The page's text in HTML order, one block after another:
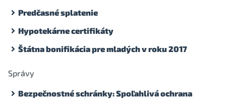
Predčasné splatenie
Hypotekárne certifikáty
Štátna bonifikácia pre mladých v roku 2017
Správy
Bezpečnostné schránky: Spoľahlivá ochrana